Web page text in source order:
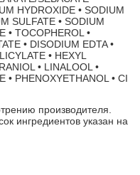
HYDROXIDE • SODIUM
SULFATE • SODIUM
• TOCOPHEROL •
• DISODIUM EDTA •
• HEXYL
• LINALOOL •
• PHENOXYETHANOL • CI
производителя.
ингредиентов указан на